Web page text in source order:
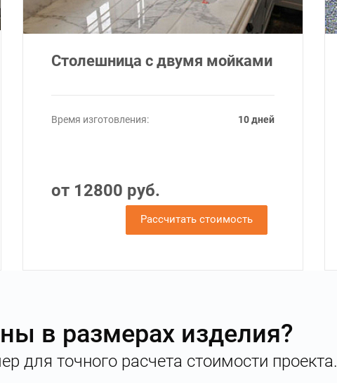
Столешница с двумя мойками
Время изготовления: 10 дней
от 12800 руб.
Рассчитать стоимость
в размерах изделия?
для точного расчета стоимости проекта.